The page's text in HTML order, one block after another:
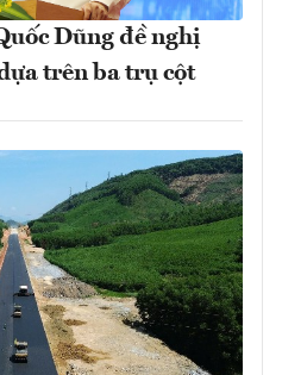
Dũng đề nghị
trên ba trụ cột